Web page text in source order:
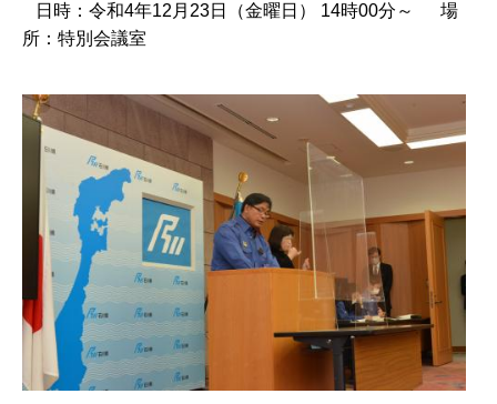
日時：令和4年12月23日（金曜日） 14時00分～ 場
所：特別会議室